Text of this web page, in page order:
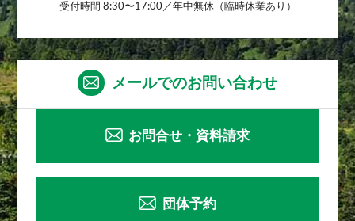
受付時間 8:30〜17:00／年中無休（臨時休業あり）
メールでのお問い合わせ
お問合せ・資料請求
団体予約